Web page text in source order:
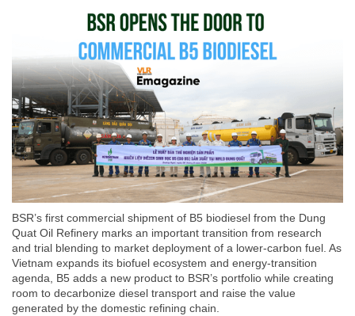
BSR’s first commercial shipment of B5 biodiesel from the Dung
Quat Oil Refinery marks an important transition from research
and trial blending to market deployment of a lower-carbon fuel. As
Vietnam expands its biofuel ecosystem and energy-transition
agenda, B5 adds a new product to BSR’s portfolio while creating
room to decarbonize diesel transport and raise the value
generated by the domestic refining chain.